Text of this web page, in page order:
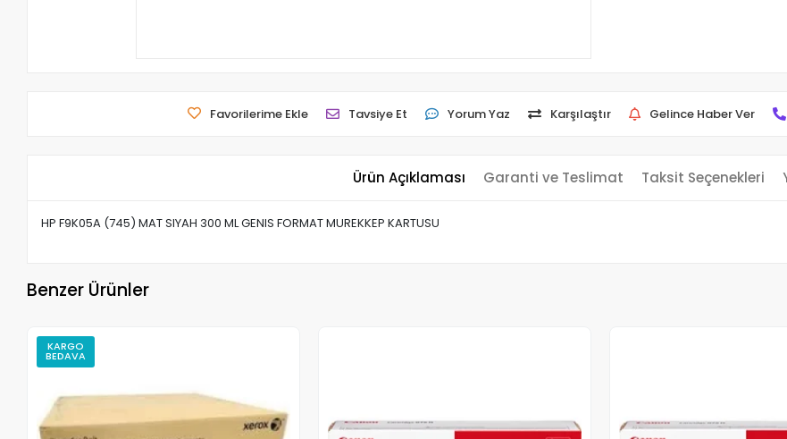
Favorilerime Ekle Tavsiye Et Yorum Yaz Karşılaştır Gelince Haber Ver
Ürün Açıklaması Garanti ve Teslimat Taksit Seçenekleri
HP F9K05A (745) MAT SIYAH 300 ML GENIS FORMAT MUREKKEP KARTUSU
Benzer Ürünler
KARGO
BEDAVA